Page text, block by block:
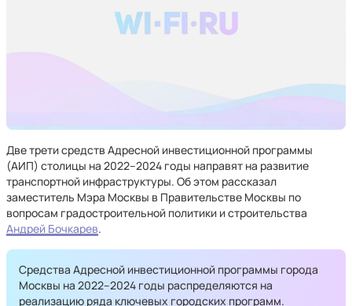
Две трети средств Адресной инвестиционной программы
(АИП) столицы на 2022–2024 годы направят на развитие
транспортной инфраструктуры. Об этом рассказал
заместитель Мэра Москвы в Правительстве Москвы по
вопросам градостроительной политики и строительства
Андрей Бочкарев.
Средства Адресной инвестиционной программы города
Москвы на 2022–2024 годы распределяются на
реализацию ряда ключевых городских программ.